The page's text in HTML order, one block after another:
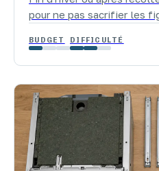
pour ne pas sacrifier les
BUDGET DIFFICULTÉ